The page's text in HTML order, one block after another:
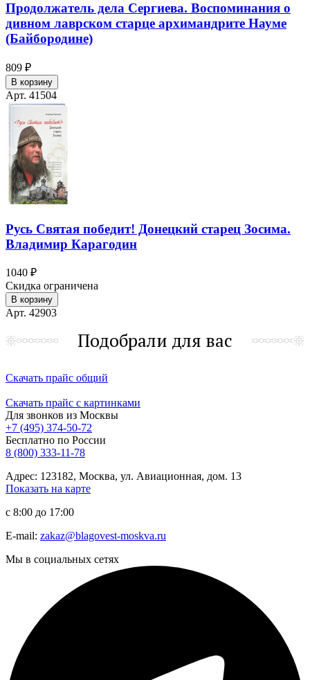
Продолжатель дела Сергиева. Воспоминания о
дивном лаврском старце архимандрите Науме
(Байбородине)
809 ₽
В корзину
Арт. 41504
Русь Святая победит! Донецкий старец Зосима.
Владимир Карагодин
1040 ₽
Скидка ограничена
В корзину
Арт. 42903
Подобрали для вас
Скачать прайс общий
Скачать прайс с картинками
Для звонков из Москвы
+7 (495) 374-50-72
Бесплатно по России
8 (800) 333-11-78
Адрес: 123182, Москва, ул. Авиационная, дом. 13
Показать на карте
с 8:00 до 17:00
E-mail: zakaz@blagovest-moskva.ru
Мы в социальных сетях